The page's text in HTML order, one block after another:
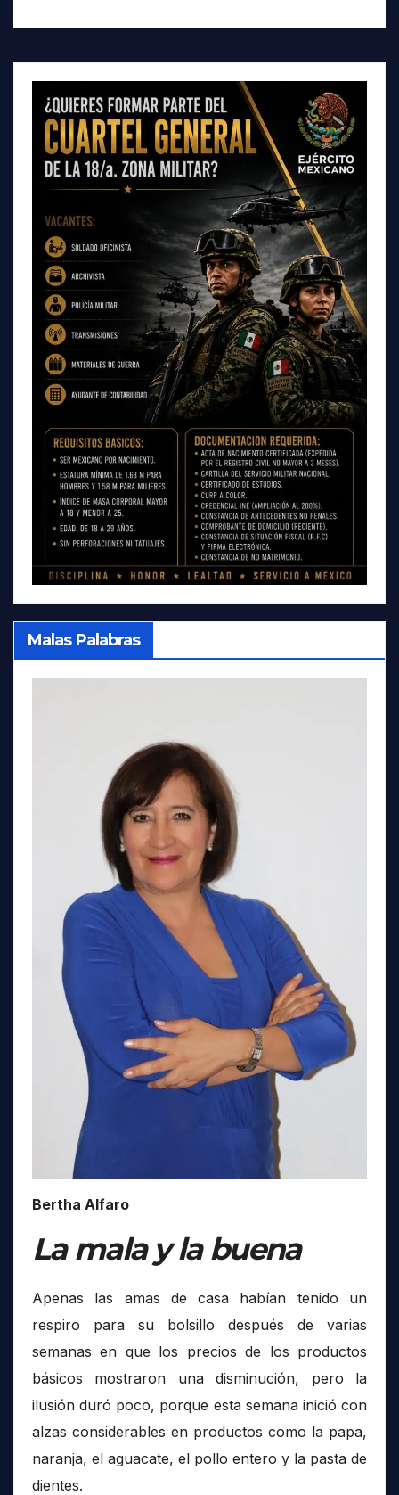
Malas Palabras
Bertha Alfaro
La mala y la buena
Apenas las amas de casa habían tenido un
respiro para su bolsillo después de varias
semanas en que los precios de los productos
básicos mostraron una disminución, pero la
ilusión duró poco, porque esta semana inició con
alzas considerables en productos como la papa,
naranja, el aguacate, el pollo entero y la pasta de
dientes.